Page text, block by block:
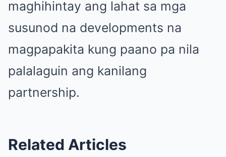
maghihintay ang lahat sa mga
susunod na developments na
magpapakita kung paano pa nila
palalaguin ang kanilang
partnership.
Related Articles